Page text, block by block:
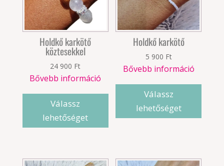
Holdkő karkötő
köztesekkel
24 900 Ft
Bővebb információ
Válassz
lehetőséget
Holdkő karkötő
5 900 Ft
Bővebb információ
Válassz
lehetőséget